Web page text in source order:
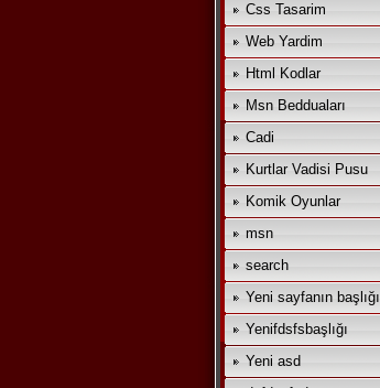
Css Tasarim
Web Yardim
Html Kodlar
Msn Bedduaları
Cadi
Kurtlar Vadisi Pusu
Komik Oyunlar
msn
search
Yeni sayfanın başlığı
Yenifdsfsbaşlığı
Yeni asd